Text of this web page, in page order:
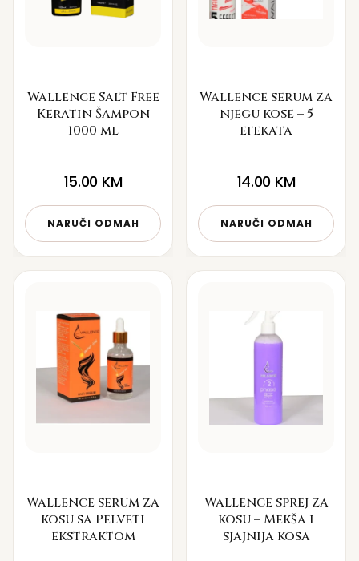
Wallence Salt Free
Keratin Šampon
1000 ml
15.00 KM
NARUČI ODMAH
Wallence serum za
njegu kose – 5
efekata
14.00 KM
NARUČI ODMAH
Wallence serum za
kosu sa Pelveti
ekstraktom
Wallence sprej za
kosu – Mekša i
sjajnija kosa